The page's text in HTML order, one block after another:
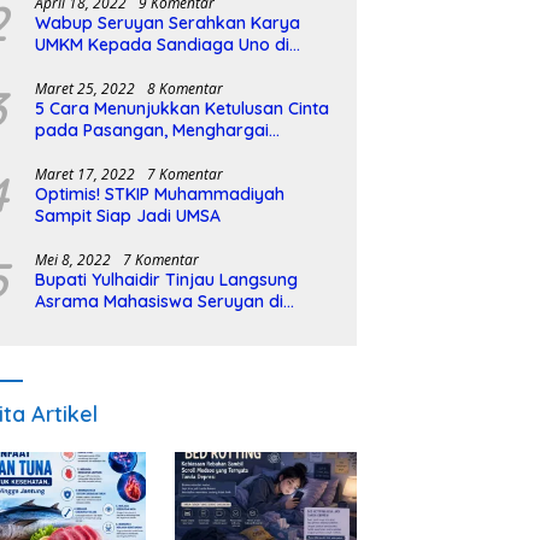
Wabup Seruyan Serahkan Karya
UMKM Kepada Sandiaga Uno di
Maret 25, 2022 8 Komentar
5 Cara Menunjukkan Ketulusan Cinta
pada Pasangan, Menghargai
Maret 17, 2022 7 Komentar
Optimis! STKIP Muhammadiyah
Sampit Siap Jadi UMSA
Mei 8, 2022 7 Komentar
Bupati Yulhaidir Tinjau Langsung
Asrama Mahasiswa Seruyan di
Artikel